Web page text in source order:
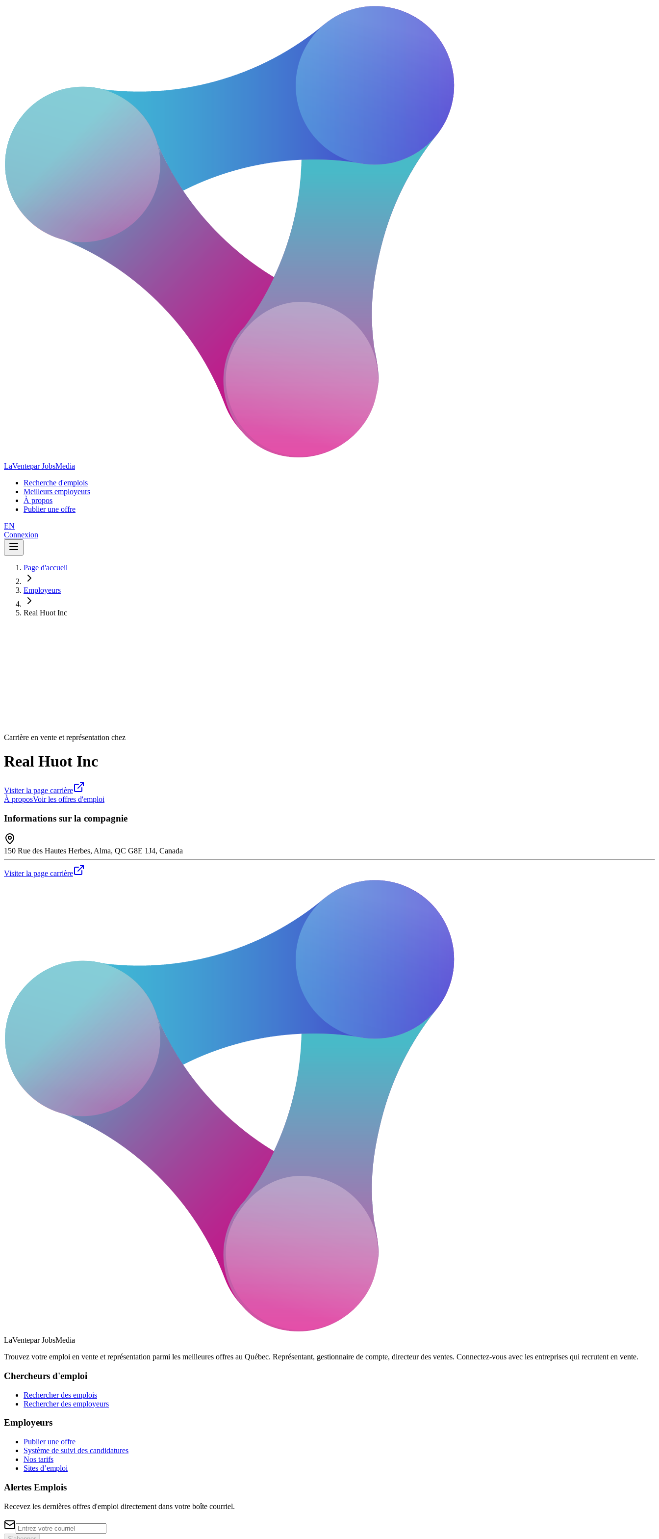
LaVentepar JobsMedia
Recherche d'emplois
Meilleurs employeurs
À propos
Publier une offre
EN
Connexion
Page d'accueil
Employeurs
Real Huot Inc
Carrière en vente et représentation chez
Real Huot Inc
Visiter la page carrière
À proposVoir les offres d'emploi
Informations sur la compagnie
150 Rue des Hautes Herbes, Alma, QC G8E 1J4, Canada
Visiter la page carrière
LaVentepar JobsMedia
Trouvez votre emploi en vente et représentation parmi les meilleures offres au Québec. Représentant, gestionnaire de compte, directeur des ventes. Connectez-vous avec les entreprises qui recrutent en vente.
Chercheurs d'emploi
Rechercher des emplois
Rechercher des employeurs
Employeurs
Publier une offre
Système de suivi des candidatures
Nos tarifs
Sites d’emploi
Alertes Emplois
Recevez les dernières offres d'emploi directement dans votre boîte courriel.